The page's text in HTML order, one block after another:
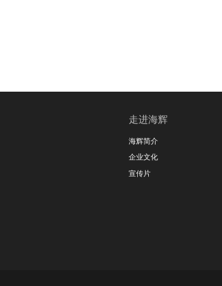
走进海辉
海辉简介
企业文化
宣传片